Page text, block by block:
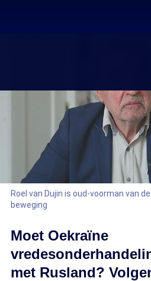
Roel van Dujin is oud-voorman van
beweging
Moet Oekraïne
met Rusland?